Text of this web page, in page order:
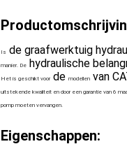
Is de graafwerktuig
manier. De hydraulische
Het is geschikt voor de modellen van
uitstekende kwaliteit en door een garantie van 6
pomp moeten vervangen.
Eigenschappen: